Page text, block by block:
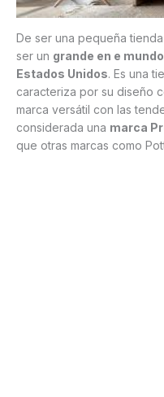
De ser una pequeña
ser un grande en e
Estados Unidos. Es una
caracteriza por su diseño
marca versátil con las
considerada una marca
que otras marcas como